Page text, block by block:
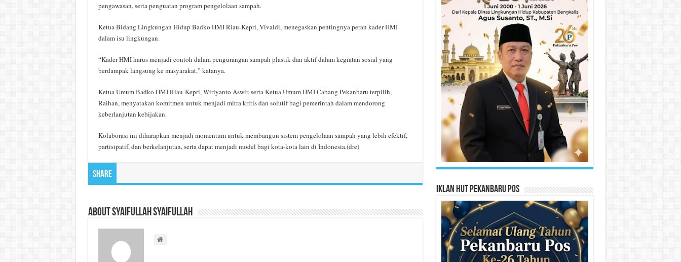
pengawasan, serta penguatan program pengelolaan sampah.
Ketua Bidang Lingkungan Hidup Badko HMI Riau-Kepri, Vivaldi, menegaskan pentingnya peran kader HMI
dalam isu lingkungan.
“Kader HMI harus menjadi contoh dalam pengurangan sampah plastik dan aktif dalam kegiatan sosial yang
berdampak langsung ke masyarakat,” katanya.
Ketua Umum Badko HMI Riau-Kepri, Wiriyanto Aswir, serta Ketua Umum HMI Cabang Pekanbaru terpilih,
Raihan, menyatakan komitmen untuk menjadi mitra kritis dan solutif bagi pemerintah dalam mendorong
keberlanjutan kebijakan.
Kolaborasi ini diharapkan menjadi momentum untuk membangun sistem pengelolaan sampah yang lebih efektif,
partisipatif, dan berkelanjutan, serta dapat menjadi model bagi kota-kota lain di Indonesia.(dre)
Share
About Syaifullah Syaifullah
Iklan HUT Pekanbaru Pos